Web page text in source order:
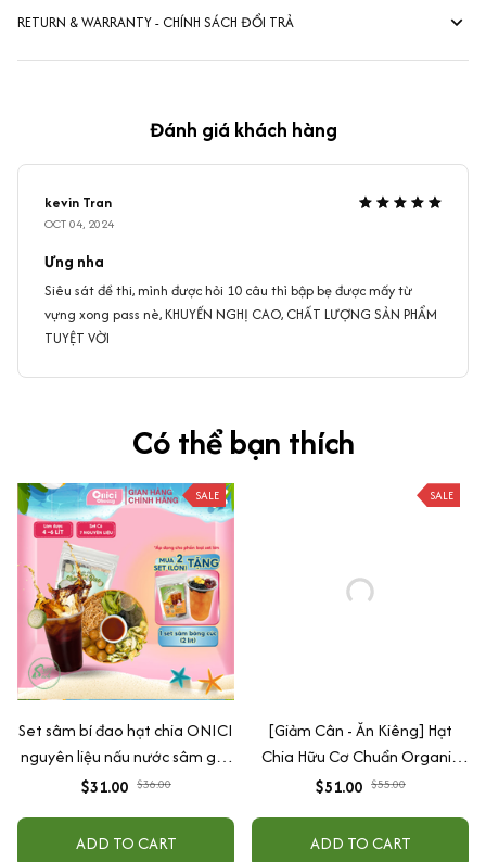
RETURN & WARRANTY - CHÍNH SÁCH ĐỔI TRẢ
Đánh giá khách hàng
kevin Tran
OCT 04, 2024
Ưng nha
Siêu sát đề thi, mình được hỏi 10 câu thì bập bẹ được mấy từ
vựng xong pass nè, KHUYẾN NGHỊ CAO, CHẤT LƯỢNG SẢN PHẨM
TUYỆT VỜI
Có thể bạn thích
SALE
Set sâm bí đao hạt chia ONICI
nguyên liệu nấu nước sâm giải
nhiệt
$31.00 $36.00
ADD TO CART
SALE
[Giảm Cân - Ăn Kiêng] Hạt
Chia Hữu Cơ Chuẩn Organic
Chất Lượng Sạch - Đều - Đẹp
$51.00 $55.00
ADD TO CART